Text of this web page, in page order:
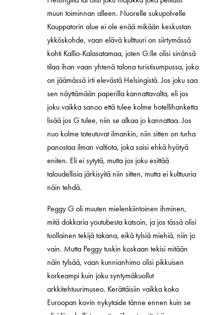
muun toiminnan alleen. Nuorelle sukupolvelle
Kauppatorin alue ei ole enää mikään keskustan
ykköskohde, vaan elävä kulttuuri on siirtymässä
kohti Kallio-Kalasatamaa, joten G:lle olisi sinänsä
tilaa ihan vaan yhtenä talona turistisumpussa, joka
on jäämässä irti elevästä Helsingistä. Jos joku saa
sen näyttämään paperilla kannattavalta, eli jos
joku vaikka sanoo että tulee kolme hotellihanketta
lisää jos G tulee, niin se alkaa jo kannattaa. Jos
nuo kolme toteutuvat ilmankin, niin sitten on turha
panostaa ilman valtiota, joka saisi ehkä hyötyä
eniten. Eli ei sytytä, mutta jos joku esittää
taloudellisia järkisyitä niin sitten, mutta ei kulttuuria
näin tehdä.
Peggy G oli muuten mielenkiintoinen ihminen,
mitä dokkaria youtubesta katsoin, ja jos tässä olisi
tuollainen tekijä takana, eikä tylsiä miehiä, niin jo
vain. Mutta Peggy tuskin koskaan tekisi mitään
näin tylsää, vaan kunnianhimo olisi pikkuisen
korkeampi kuin joku syntymäkuollut
arkkitehtuurimuseo. Kerättäisiin vaikka koko
Euroopan kovin nykytaide tänne ennen kuin se